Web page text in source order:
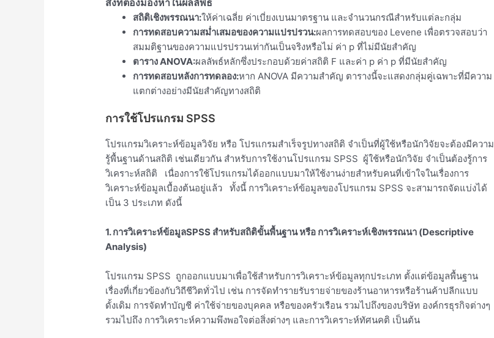
สถิติเชิงพรรณนา:ให้ค่าเฉลี่ย ค่าเบี่ยงเบนมาตรฐาน และจำนวนกรณีสำหรับแต่ละกลุ่ม
การทดสอบความสม่ำเสมอของความแปรปรวน:ผลการทดสอบของ Levene เพื่อตรวจสอบว่า
สมมติฐานของความแปรปรวนเท่ากันเป็นจริงหรือไม่ ค่า p ที่ไม่มีนัยสำคัญ
ตาราง ANOVA:ผลลัพธ์หลักซึ่งประกอบด้วยค่าสถิติ F และค่า p ค่า p ที่มีนัยสำคัญ
การทดสอบหลังการทดลอง:หาก ANOVA มีความสำคัญ ตารางนี้จะแสดงกลุ่มคู่เฉพาะที่มีความ
แตกต่างอย่างมีนัยสำคัญทางสถิติ
การใช้โปรแกรม SPSS
โปรแกรมวิเคราะห์ข้อมูลวิจัย หรือ โปรแกรมสำเร็จรูปทางสถิติ จำเป็นที่ผู้ใช้หรือนักวิจัยจะต้องมีความ
รู้พื้นฐานด้านสถิติ เช่นเดียวกัน สำหรับการใช้งานโปรแกรม SPSS ผู้ใช้หรือนักวิจัย จำเป็นต้องรู้การ
วิเคราะห์สถิติ เนื่องการใช้โปรแกรมได้ออกแบบมาให้ใช้งานง่ายสำหรับคนที่เข้าใจในเรื่องการ
วิเคราะห์ข้อมูลเบื้องต้นอยู่แล้ว ทั้งนี้ การวิเคราะห์ข้อมูลของโปรแกรม SPSS จะสามารถจัดแบ่งได้
เป็น 3 ประเภท ดังนี้
1. การวิเคราะห์ข้อมูลSPSS สำหรับสถิติขั้นพื้นฐาน หรือ การวิเคราะห์เชิงพรรณนา (Descriptive
Analysis)
โปรแกรม SPSS ถูกออกแบบมาเพื่อใช้สำหรับการวิเคราะห์ข้อมูลทุกประเภท ตั้งแต่ข้อมูลพื้นฐาน
เรื่องที่เกี่ยวข้องกับวิถีชีวิตทั่วไป เช่น การจัดทำรายรับรายจ่ายของร้านอาหารหรือร้านค้าปลีกแบบ
ดั้งเดิม การจัดทำบัญชี ค่าใช้จ่ายของบุคคล หรือของครัวเรือน รวมไปถึงของบริษัท องค์กรธุรกิจต่างๆ
รวมไปถึง การวิเคราะห์ความพึงพอใจต่อสิ่งต่างๆ และการวิเคราะห์ทัศนคติ เป็นต้น